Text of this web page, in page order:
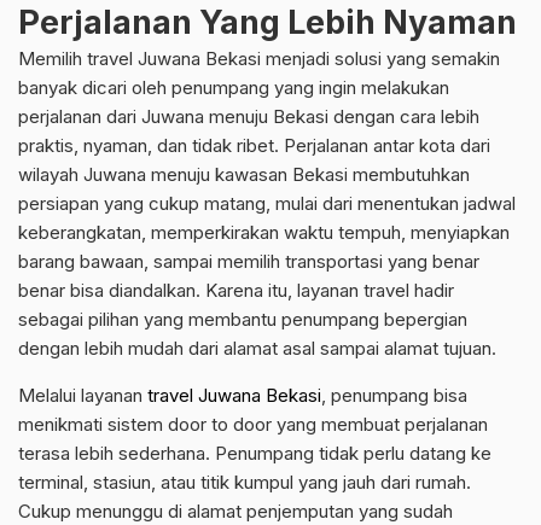
Perjalanan Yang Lebih Nyaman
Memilih travel Juwana Bekasi menjadi solusi yang semakin
banyak dicari oleh penumpang yang ingin melakukan
perjalanan dari Juwana menuju Bekasi dengan cara lebih
praktis, nyaman, dan tidak ribet. Perjalanan antar kota dari
wilayah Juwana menuju kawasan Bekasi membutuhkan
persiapan yang cukup matang, mulai dari menentukan jadwal
keberangkatan, memperkirakan waktu tempuh, menyiapkan
barang bawaan, sampai memilih transportasi yang benar
benar bisa diandalkan. Karena itu, layanan travel hadir
sebagai pilihan yang membantu penumpang bepergian
dengan lebih mudah dari alamat asal sampai alamat tujuan.
Melalui layanan travel Juwana Bekasi, penumpang bisa
menikmati sistem door to door yang membuat perjalanan
terasa lebih sederhana. Penumpang tidak perlu datang ke
terminal, stasiun, atau titik kumpul yang jauh dari rumah.
Cukup menunggu di alamat penjemputan yang sudah